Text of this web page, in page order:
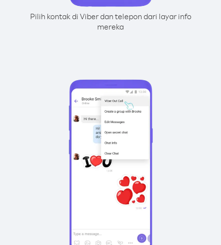
Pilih kontak di Viber dan telepon dari layar info
mereka